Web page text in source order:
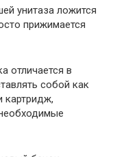
унитаза ложится
прижимается
отличается в
собой как
картридж,